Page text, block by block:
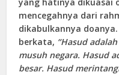
yang hatinya dikuasai
mencegahnya dari
dikabulkannya
berkata, “Hasud
musuh negara. Hasud
besar. Hasud